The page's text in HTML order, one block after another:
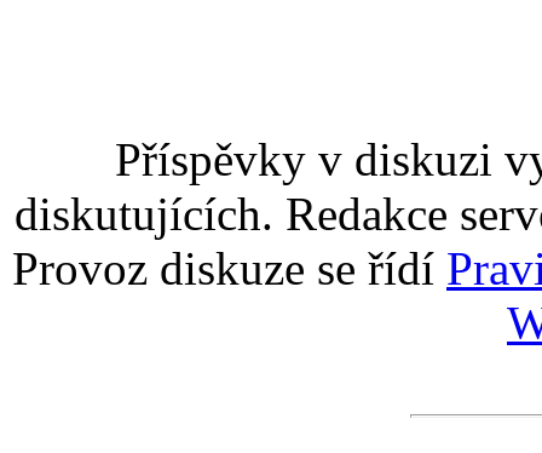
Příspěvky v diskuzi
diskutujících. Redakce
Provoz diskuze se řídí